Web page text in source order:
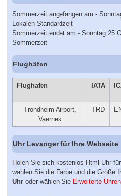
Sommerzeit angefangen am -
Lokalen Standardzeit
Sommerzeit endet am - Sonntag 25
Sommerzeit
Flughäfen
Flughafen IATA
Trondheim Airport,
Vaernes
TRD
Uhr Levanger für Ihre Webseite
Holen Sie sich kostenlos Html-Uhr
wählen Sie die Farbe und die Größe
Uhr oder wählen Sie Erweiterte